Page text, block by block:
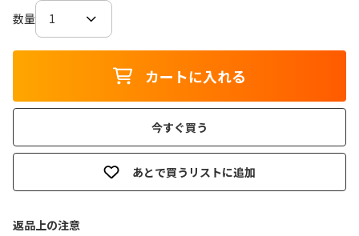
数量
カートに入れる
今すぐ買う
あとで買うリストに追加
返品上の注意